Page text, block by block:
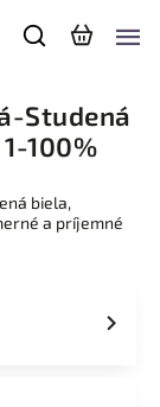
Studená
100%
biela,
a príjemné